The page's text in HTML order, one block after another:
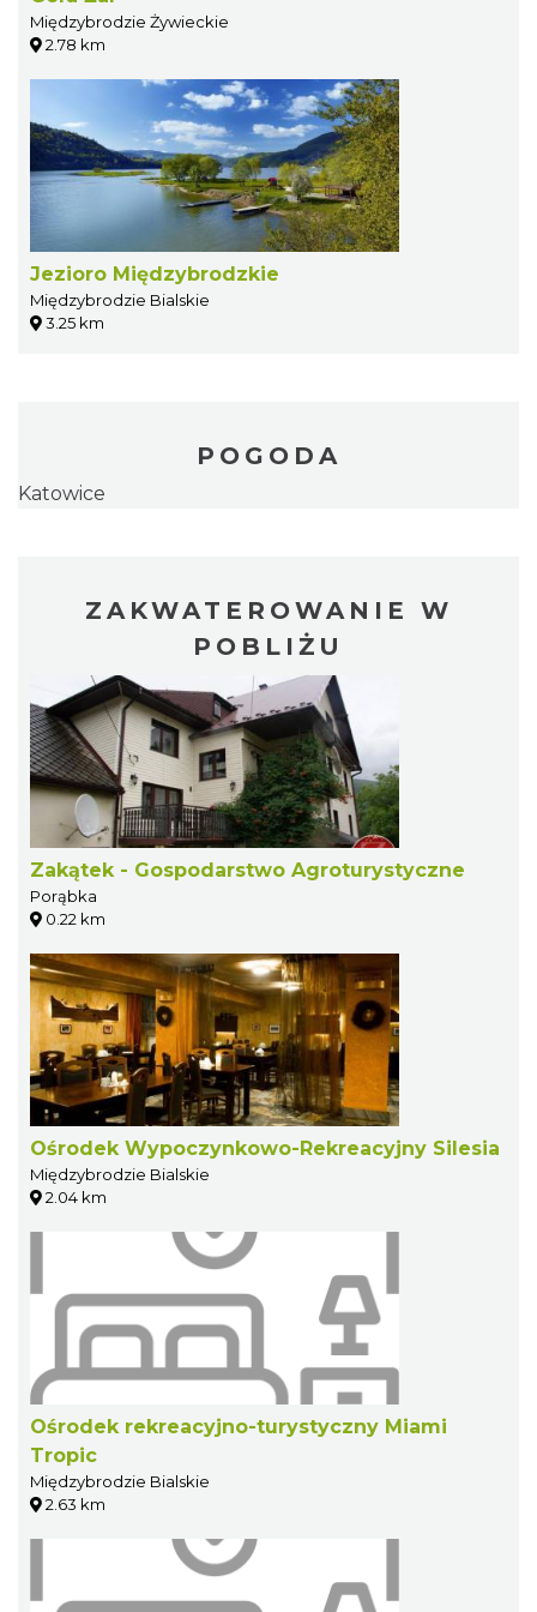
Międzybrodzie Żywieckie
2.78 km
Jezioro Międzybrodzkie
Międzybrodzie Bialskie
3.25 km
POGODA
Katowice
ZAKWATEROWANIE W
POBLIŻU
Zakątek - Gospodarstwo Agroturystyczne
Porąbka
0.22 km
Ośrodek Wypoczynkowo-Rekreacyjny Silesia
Międzybrodzie Bialskie
2.04 km
Ośrodek rekreacyjno-turystyczny Miami
Tropic
Międzybrodzie Bialskie
2.63 km